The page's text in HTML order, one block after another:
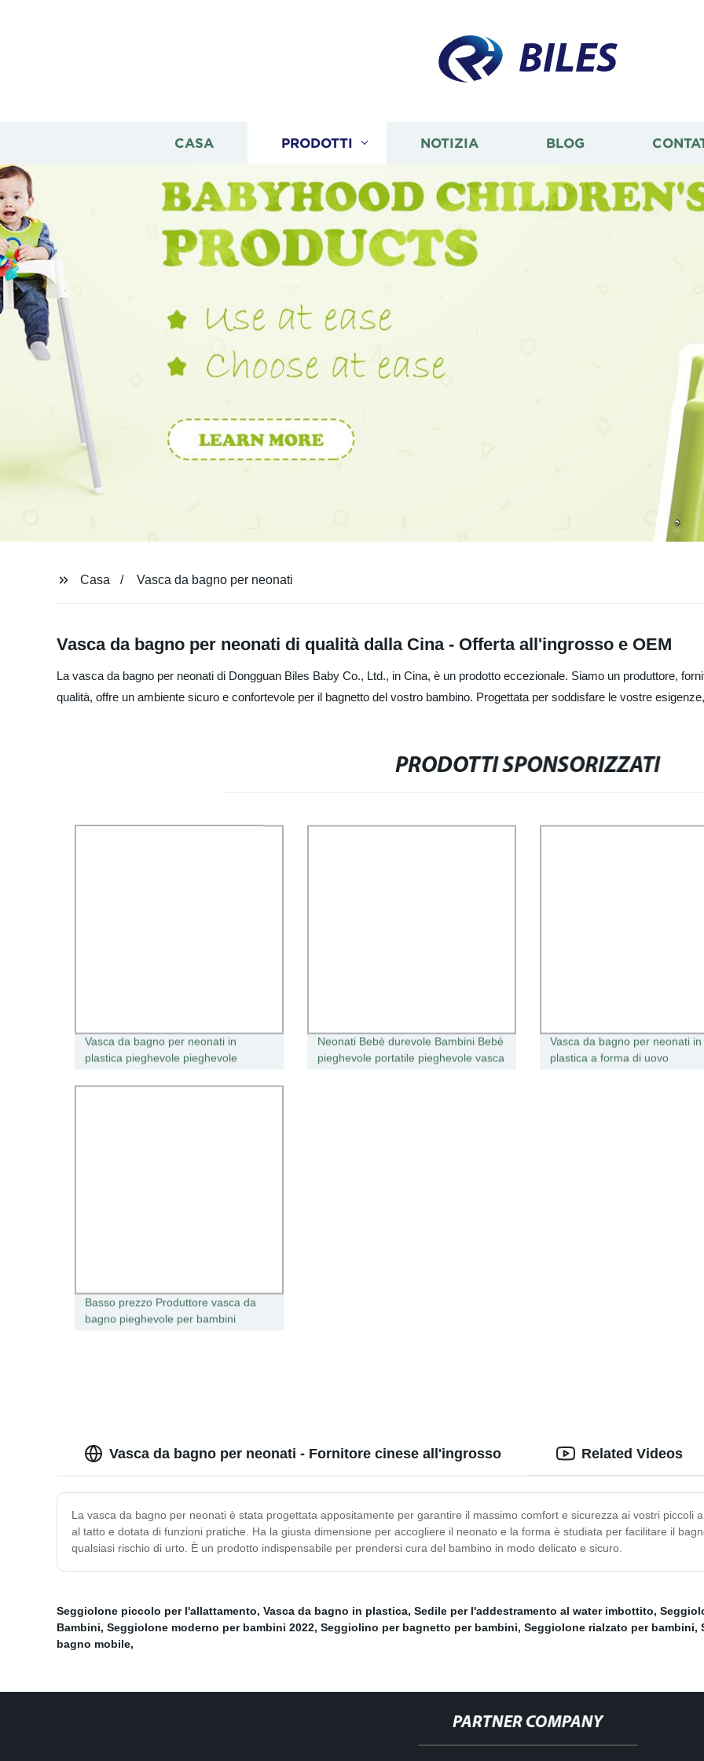
BILES
CASA PRODOTTI NOTIZIA BLOG
Casa Vasca da bagno per neonati
Vasca da bagno per neonati di qualità dalla Cina - Offerta all'ingrosso e OEM
La vasca da bagno per neonati di Dongguan Biles Baby Co., Ltd., in Cina, è un prodotto eccezionale. Siamo un produttore,
qualità, offre un ambiente sicuro e confortevole per il bagnetto del vostro bambino. Progettata per soddisfare le vostre
PRODOTTI SPONSORIZZATI
Vasca da bagno per neonati in
plastica pieghevole pieghevole
pieghevole pieghevole pieghevole
Neonati Bebè durevole Bambini Bebè
pieghevole portatile pieghevole vasca
Vasca da bagno per neonati in
plastica a forma di uovo
Basso prezzo Produttore vasca da
bagno pieghevole per bambini
Vasca da bagno per neonati - Fornitore cinese all'ingrosso
La vasca da bagno per neonati è stata progettata appositamente per garantire il massimo comfort e sicurezza ai vostri piccoli
al tatto e dotata di funzioni pratiche. Ha la giusta dimensione per accogliere il neonato e la forma è studiata per facilitare il
qualsiasi rischio di urto. È un prodotto indispensabile per prendersi cura del bambino in modo delicato e sicuro.
Related Videos
Seggiolone piccolo per l'allattamento, Vasca da bagno in plastica, Sedile per l'addestramento al water imbottito,
Bambini, Seggiolone moderno per bambini 2022, Seggiolino per bagnetto per bambini, Seggiolone rialzato per bambini,
bagno mobile,
PARTNER COMPANY